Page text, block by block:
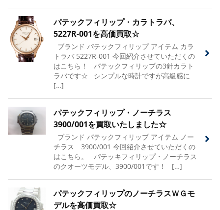
パテックフィリップ・カラトラバ、
5227R-001を高価買取☆
ブランド パテックフィリップ アイテム カラ
トラバ 5227R-001 今回紹介させていただくの
はこちら！ パテックフィリップの3針カラト
ラバです☆ シンプルな時計ですが高級感に
[…]
パテックフィリップ・ノーチラス
3900/001を買取いたしました☆
ブランド パテックフィリップ アイテム ノー
チラス 3900/001 今回紹介させていただくの
はこちら。 パテッキフィリップ・ノーチラス
のクオーツモデル、3900/001です！ […]
パテックフィリップのノーチラスＷＧモ
デルを高価買取☆